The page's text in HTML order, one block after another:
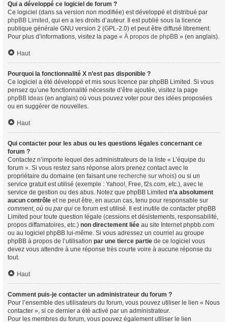
Qui a développé ce logiciel de forum ?
Ce logiciel (dans sa version non modifiée) est développé et distribué par
phpBB Limited , qui en a les droits d’auteur. Il est publié sous la licence
publique générale GNU version 2 (GPL-2.0) et peut être diffusé librement.
Pour plus d’informations, visitez la page « À propos de phpBB » (en anglais).
Haut
Pourquoi la fonctionnalité X n’est pas disponible ?
Ce logiciel a été développé et mis sous licence par phpBB Limited. Si vous
pensez qu’une fonctionnalité nécessite d’être ajoutée, visitez la page
phpBB Ideas (en anglais) où vous pouvez voter pour des idées proposées
ou en suggérer de nouvelles.
Haut
Qui contacter pour les abus ou les questions légales concernant ce
forum ?
Contactez n’importe lequel des administrateurs de la liste « L’équipe du
forum ». Si vous restez sans réponse alors prenez contact avec le
propriétaire du domaine (en faisant une recherche sur whois) ou si un
service gratuit est utilisé (exemple : Yahoo!, Free, f2s.com, etc.), avec le
service de gestion ou des abus. Notez que phpBB Limited n’a absolument
aucun contrôle et ne peut être, en aucun cas, tenu pour responsable sur
comment, où ou par qui ce forum est utilisé. Il est inutile de contacter phpBB
Limited pour toute question légale (cessions et désistements, responsabilité,
propos diffamatoires, etc.) non directement liée au site Internet phpbb.com
ou au logiciel phpBB lui-même. Si vous adressez un courriel au groupe
phpBB à propos de l’utilisation par une tierce partie de ce logiciel vous
devez vous attendre à une réponse très courte voire à aucune réponse du
tout.
Haut
Comment puis-je contacter un administrateur du forum ?
Pour l’ensemble des utilisateurs du forum, vous pouvez utiliser le lien « Nous
contacter », si ce dernier a été activé par un administrateur.
Pour les membres du forum, vous pouvez également utiliser le lien